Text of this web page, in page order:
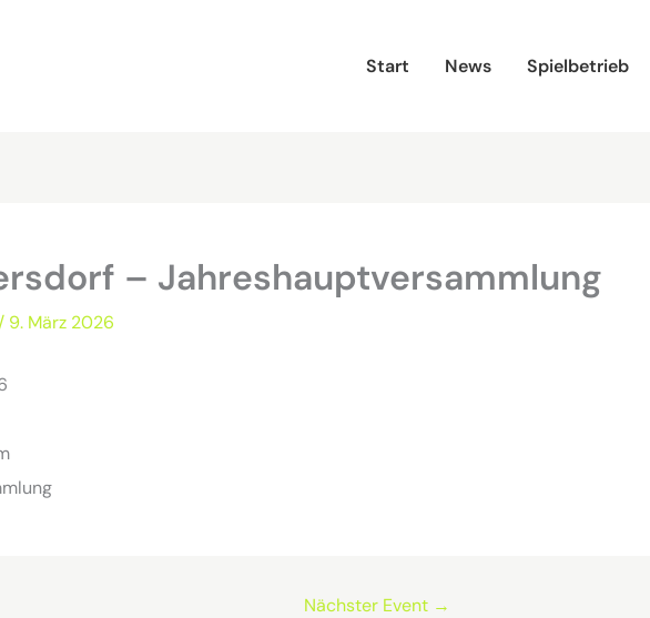
Start News Spielbetrieb
– Jahreshauptversammlung
/ 9. März 2026
Nächster Event →